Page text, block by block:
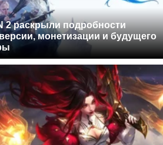
2 раскрыли подробности
монетизации и будущего